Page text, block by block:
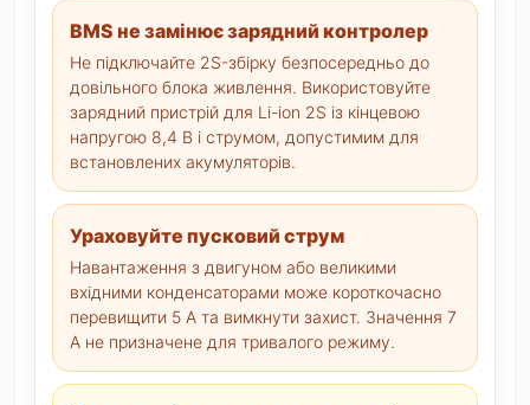
BMS не замінює зарядний контролер
Не підключайте 2S-збірку безпосередньо до
довільного блока живлення. Використовуйте
зарядний пристрій для Li-ion 2S із кінцевою
напругою 8,4 В і струмом, допустимим для
встановлених акумуляторів.
Ураховуйте пусковий струм
Навантаження з двигуном або великими
вхідними конденсаторами може короткочасно
перевищити 5 А та вимкнути захист. Значення 7
А не призначене для тривалого режиму.